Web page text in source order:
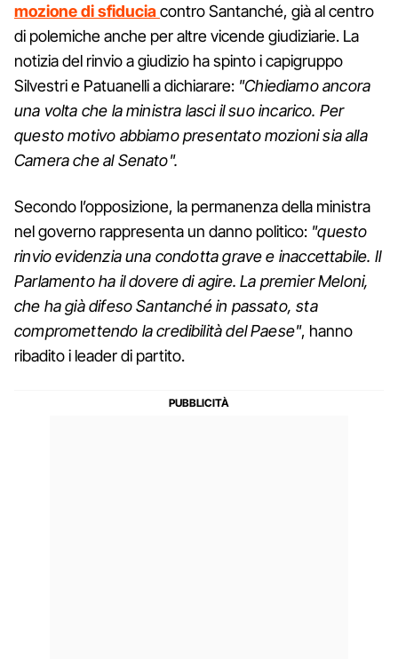
mozione di sfiduciacontro Santanché, già al centro
di polemiche anche per altre vicende giudiziarie. La
notizia del rinvio a giudizio ha spinto i capigruppo
Silvestri e Patuanelli a dichiarare: "Chiediamo ancora
una volta che la ministra lasci il suo incarico. Per
questo motivo abbiamo presentato mozioni sia alla
Camera che al Senato".
Secondo l’opposizione, la permanenza della ministra
nel governo rappresenta un danno politico: "questo
rinvio evidenzia una condotta grave e inaccettabile. Il
Parlamento ha il dovere di agire. La premier Meloni,
che ha già difeso Santanché in passato, sta
compromettendo la credibilità del Paese", hanno
ribadito i leader di partito.